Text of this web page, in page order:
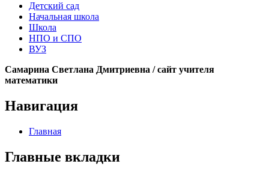
Детский сад
Начальная школа
Школа
НПО и СПО
ВУЗ
Самарина Светлана Дмитриевна / сайт учителя
математики
Навигация
Главная
Главные вкладки